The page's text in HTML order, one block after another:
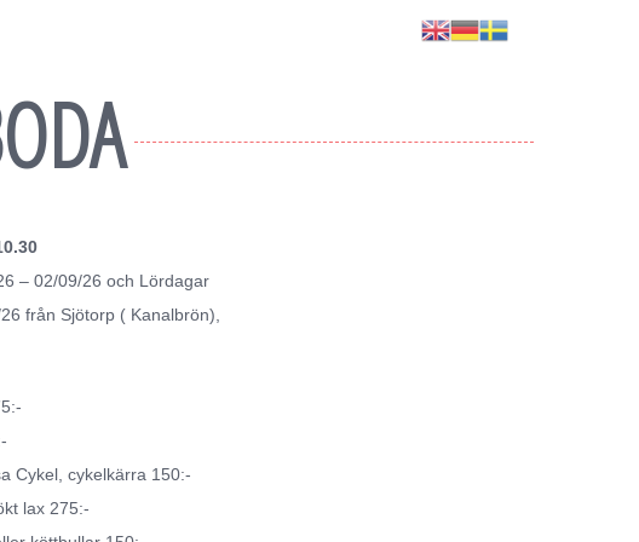
– 02/09/26 och Lördagar
från Sjötorp ( Kanalbrön),
Cykel, cykelkärra 150:-
lax 275:-